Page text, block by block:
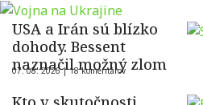
USA a Irán sú blízko
dohody. Bessent
naznačil možný zlom
07. 08. 2026 |18 komentárov